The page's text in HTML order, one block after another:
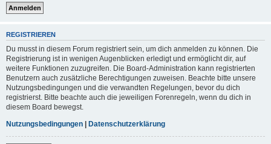
REGISTRIEREN
Du musst in diesem Forum registriert sein, um dich anmelden zu können. Die
Registrierung ist in wenigen Augenblicken erledigt und ermöglicht dir, auf
weitere Funktionen zuzugreifen. Die Board-Administration kann registrierten
Benutzern auch zusätzliche Berechtigungen zuweisen. Beachte bitte unsere
Nutzungsbedingungen und die verwandten Regelungen, bevor du dich
registrierst. Bitte beachte auch die jeweiligen Forenregeln, wenn du dich in
diesem Board bewegst.
Nutzungsbedingungen | Datenschutzerklärung